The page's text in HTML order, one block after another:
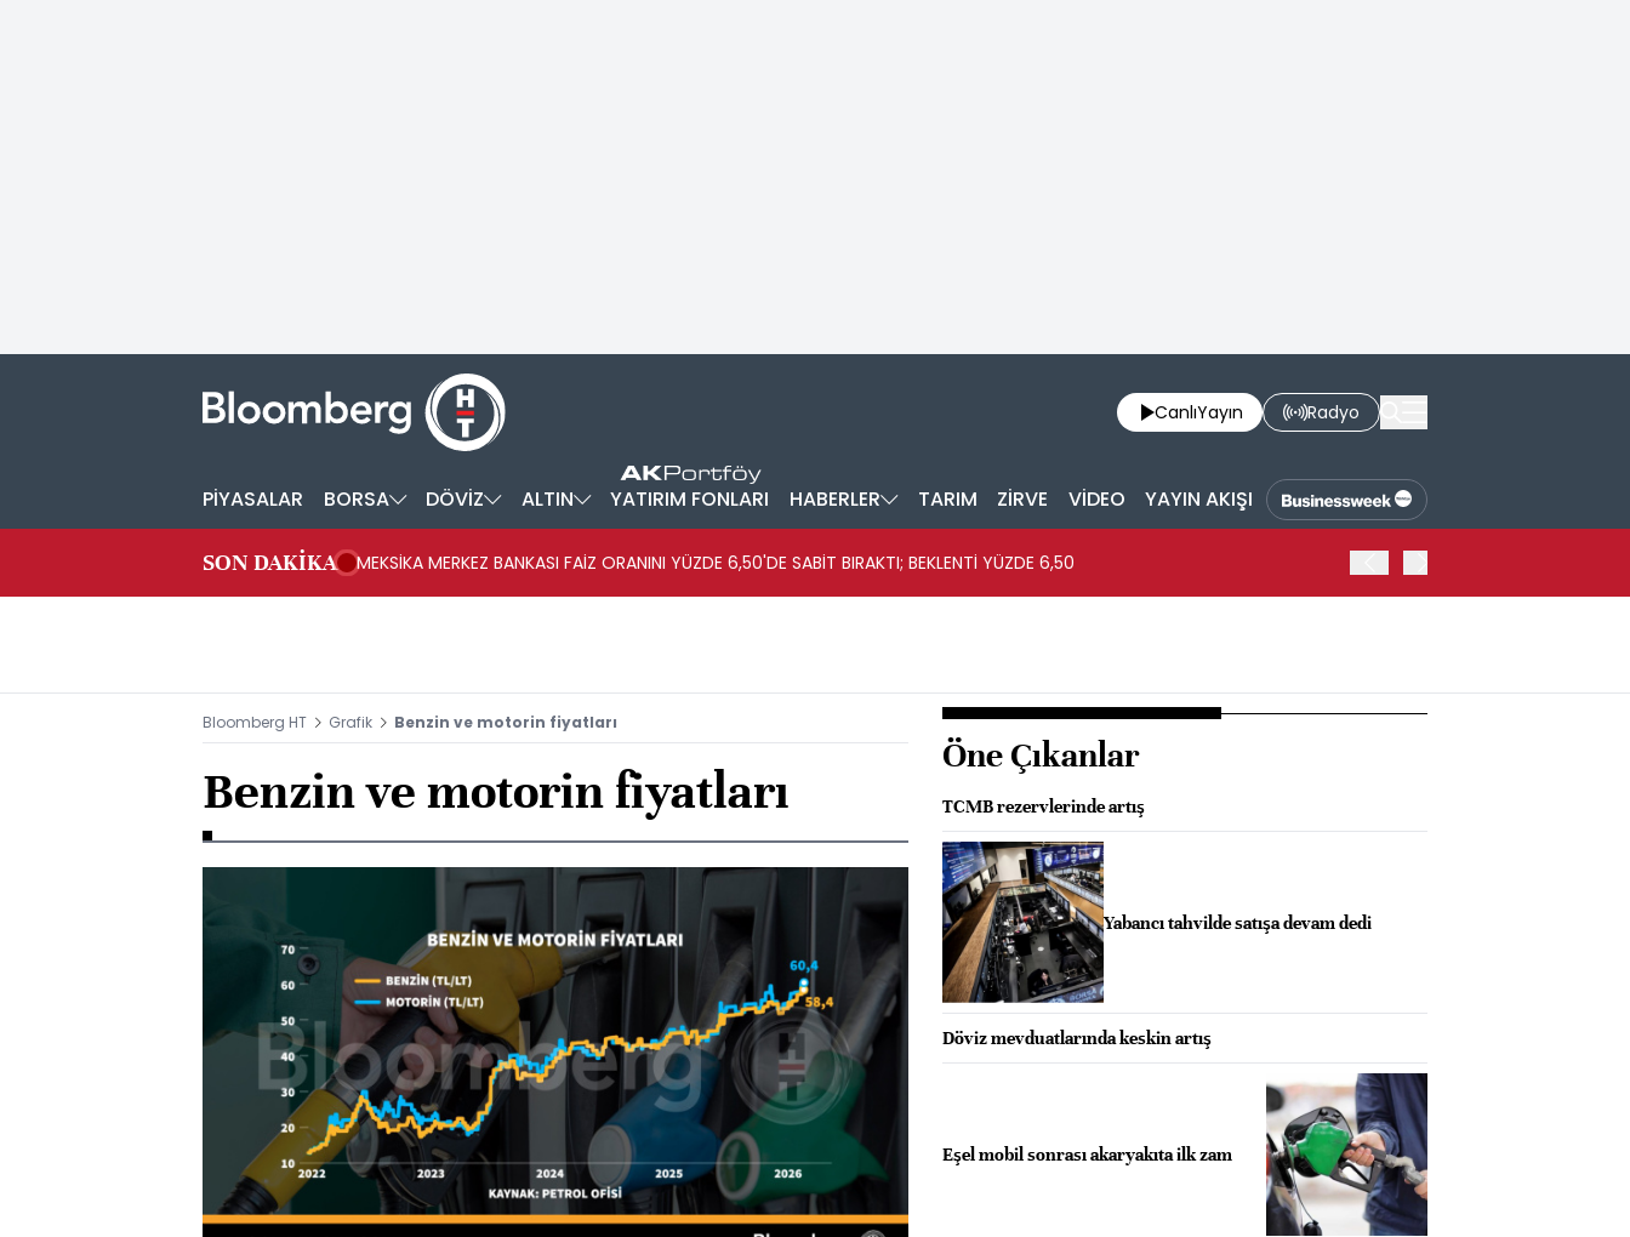
CanlıYayın Radyo
PİYASALAR BORSA DÖVİZ ALTIN YATIRIM FONLARI HABERLER TARIM ZİRVE VİDEO YAYIN AKIŞI
SON DAKİKA MEKSİKA MERKEZ BANKASI FAİZ ORANINI YÜZDE 6,50'DE SABİT BIRAKTI; BEKLENTİ YÜZDE 6,50
Bloomberg HT Grafik Benzin ve motorin fiyatları
Benzin ve motorin fiyatları
Öne Çıkanlar
TCMB rezervlerinde artış
Yabancı tahvilde satışa devam dedi
Döviz mevduatlarında keskin artış
Eşel mobil sonrası akaryakıta ilk zam